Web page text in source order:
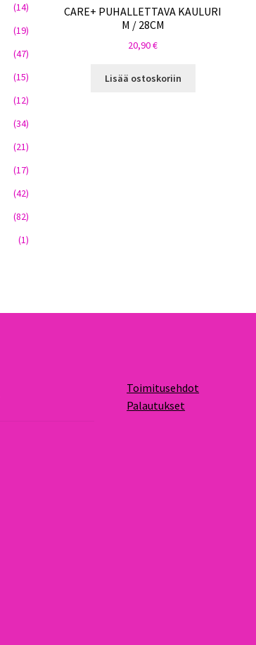
CARE+ PUHALLETTAVA KAULURI
M / 28CM
20,90€
Lisää ostoskoriin
(14)
(19)
(47)
(15)
(12)
(34)
(21)
(17)
(42)
(82)
(1)
Toimitusehdot
Palautukset